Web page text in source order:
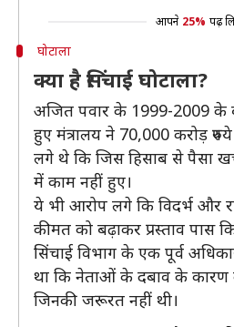
आपने 25% पढ़
घोटाला
क्या है सिंचाई घोटाला?
अजित पवार के 1999-2009 के
हुए मंत्रालय ने 70,000 करोड़
लगे थे कि जिस हिसाब से पैसा
में काम नहीं हुए।
ये भी आरोप लगे कि विदर्भ और
कीमत को बढ़ाकर प्रस्ताव पास
सिंचाई विभाग के एक पूर्व
था कि नेताओं के दबाव के कारण
जिनकी जरूरत नहीं थी।